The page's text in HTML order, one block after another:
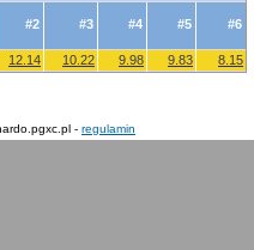
#2 #3 #4 #5 #6
12.14 10.22 9.98 9.83 8.15
- regulamin